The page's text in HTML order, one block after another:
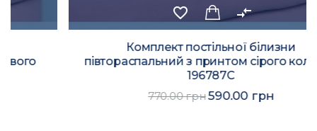
compare_arrows
Комплект постільної білизни
півтораспальний з принтом сірого кольору
770.00 грн590.00 грн